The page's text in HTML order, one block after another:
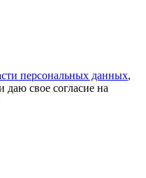
персональных данных,
даю свое согласие на